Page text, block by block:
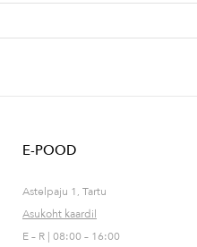
E-POOD
Astelpaju 1, Tartu
Asukoht kaardil
E – R | 08:00 – 16:00